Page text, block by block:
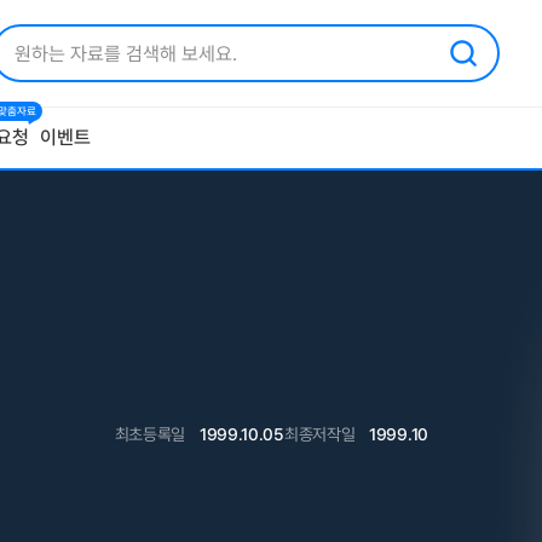
청
춤자료
이벤트
최초등록일 1999.10.05최종저작일 1999.10